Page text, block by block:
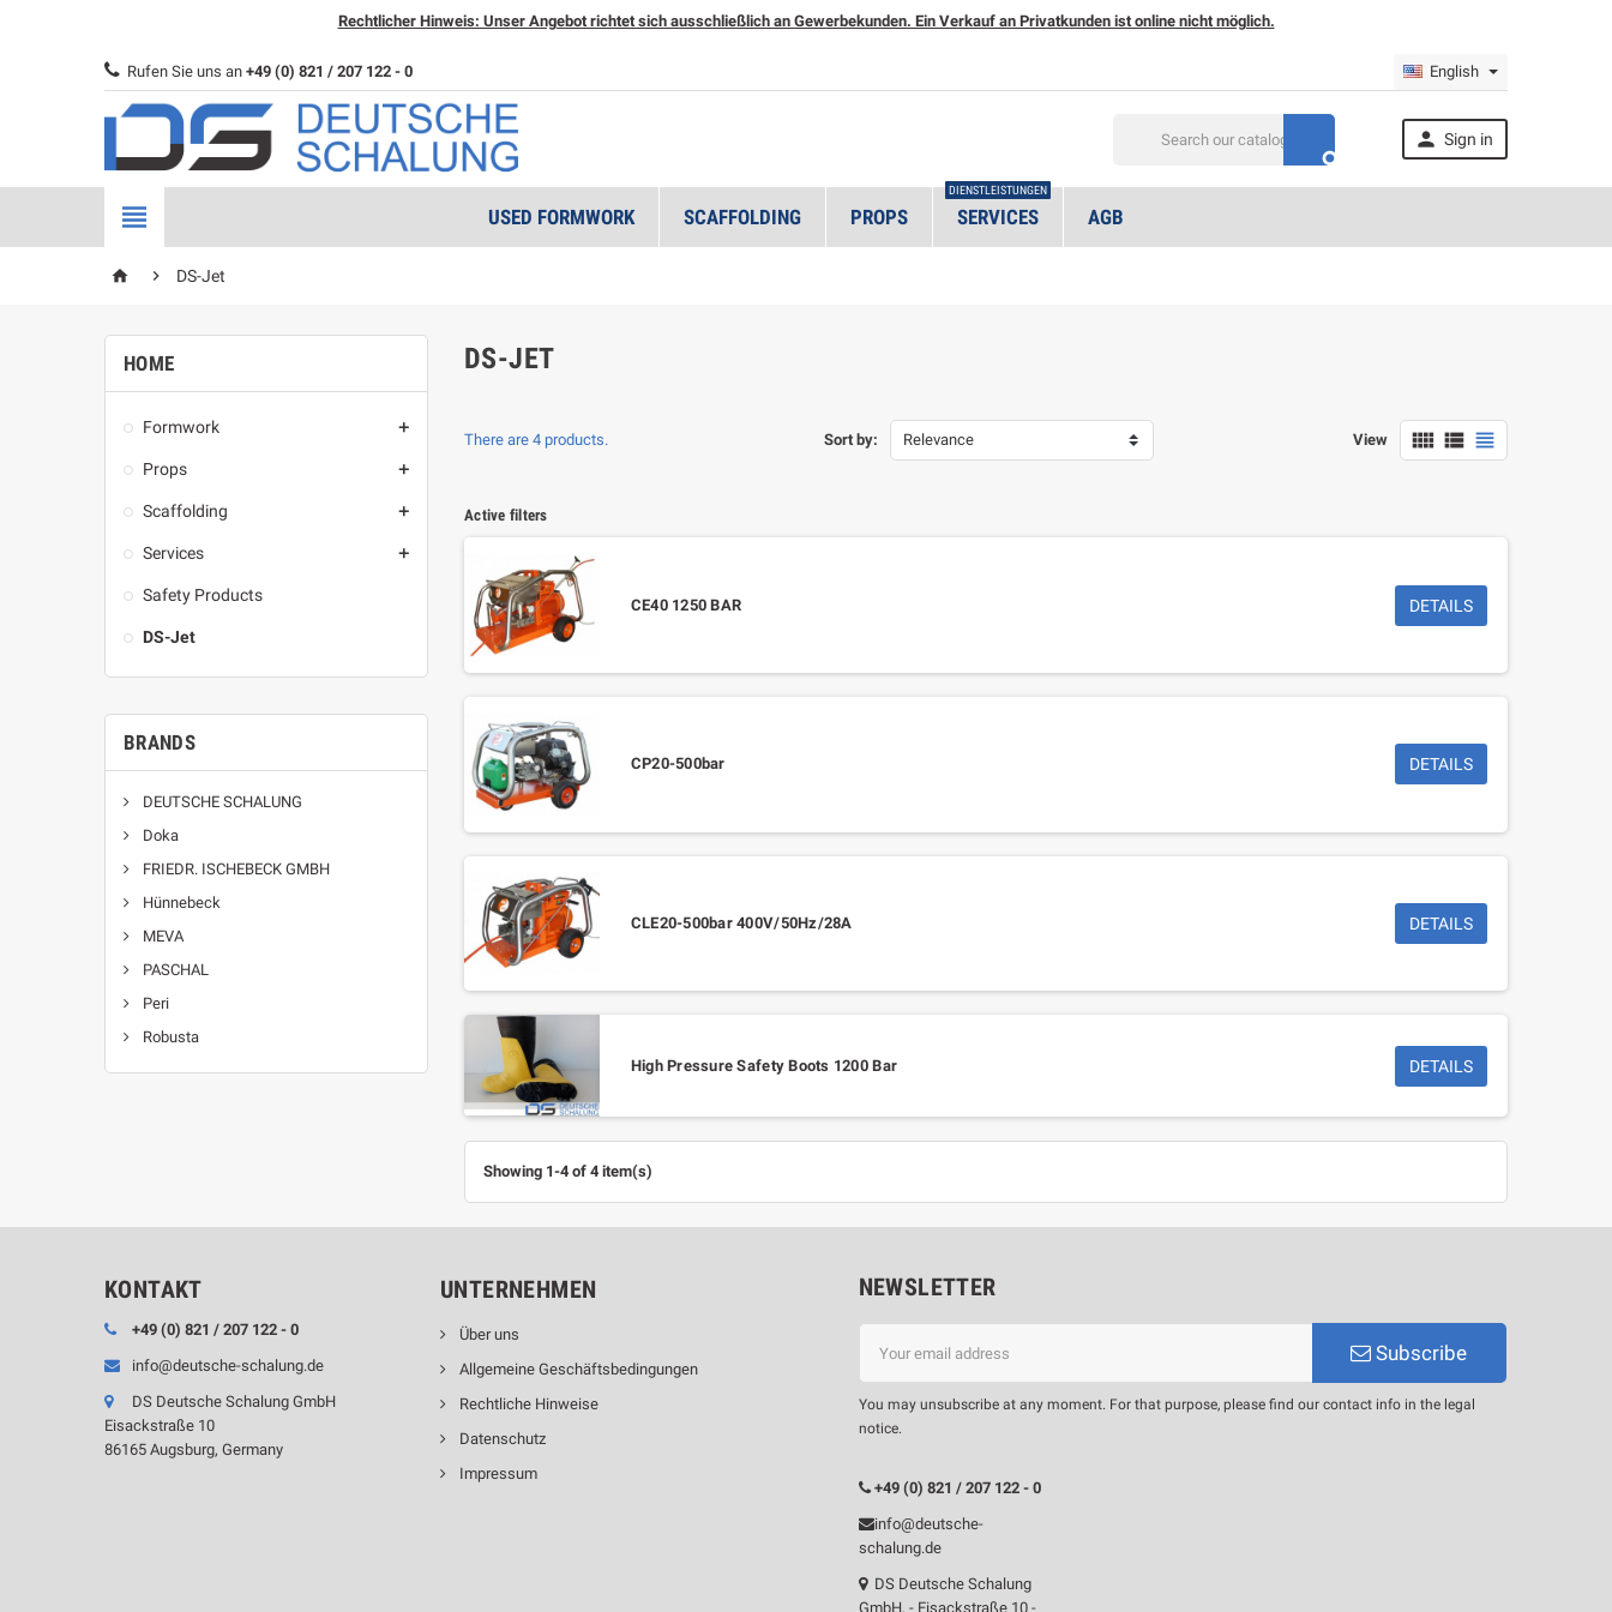
Rechtlicher Hinweis: Unser Angebot richtet sich ausschließlich an Gewerbekunden. Ein Verkauf an Privatkunden ist online nicht möglich.
Rufen Sie uns an +49 (0) 821 / 207 122 - 0 English

 Sign in
 USED FORMWORK SCAFFOLDING PROPS SERVICES
DIENSTLEISTUNGEN
AGB
home  DS-Jet
HOME
Formwork 
Props 
Scaffolding 
Services 
Safety Products
DS-Jet
BRANDS
DEUTSCHE SCHALUNG
Doka
FRIEDR. ISCHEBECK GMBH
Hünnebeck
MEVA
PASCHAL
Peri
Robusta
DS-JET
There are 4 products. Sort by: Relevance View   
Active filters
CE40 1250 BAR DETAILS
CP20-500bar DETAILS
CLE20-500bar 400V/50Hz/28A DETAILS
High Pressure Safety Boots 1200 Bar DETAILS
Showing 1-4 of 4 item(s)
KONTAKT
+49 (0) 821 / 207 122 - 0
info@deutsche-schalung.de
DS Deutsche Schalung GmbH
Eisackstraße 10
86165 Augsburg, Germany
UNTERNEHMEN
Über uns
Allgemeine Geschäftsbedingungen
Rechtliche Hinweise
Datenschutz
Impressum
NEWSLETTER
Subscribe
You may unsubscribe at any moment. For that purpose, please find our contact info in the legal
notice.
+49 (0) 821 / 207 122 - 0
info@deutsche-
schalung.de
DS Deutsche Schalung
GmbH, - Eisackstraße 10 -